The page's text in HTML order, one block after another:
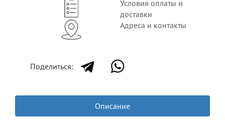
Условия оплаты и
доставки
Адреса и контакты
Поделиться:
Описание